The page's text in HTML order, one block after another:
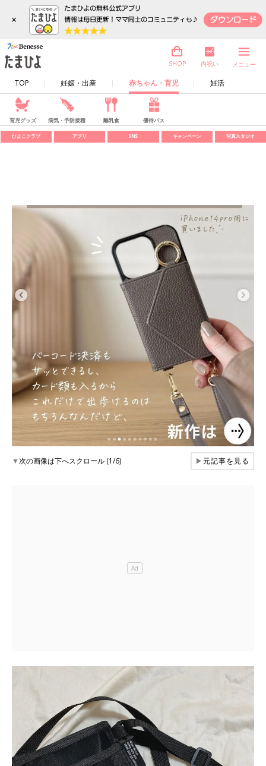
×
TOP 妊娠・出産 赤ちゃん・育児 妊活
SHOP 内祝い メニュー
育児グッズ 病気・予防接種 離乳食 優待パス
ひよこクラブ アプリ SNS キャンペーン 写真スタジオ
▼次の画像は下へスクロール (1/6) ▶元記事を見る